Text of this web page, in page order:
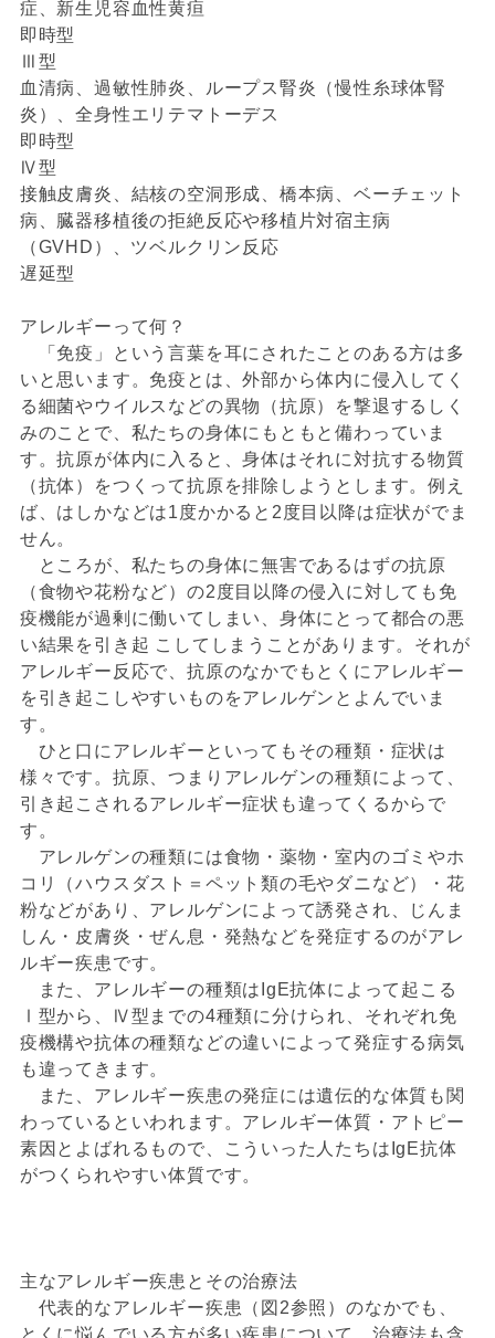
症、新生児容血性黄疸
即時型
Ⅲ型
血清病、過敏性肺炎、ループス腎炎（慢性糸球体腎
炎）、全身性エリテマトーデス
即時型
Ⅳ型
接触皮膚炎、結核の空洞形成、橋本病、ベーチェット
病、臓器移植後の拒絶反応や移植片対宿主病
（GVHD）、ツベルクリン反応
遅延型
アレルギーって何？
「免疫」という言葉を耳にされたことのある方は多
いと思います。免疫とは、外部から体内に侵入してく
る細菌やウイルスなどの異物（抗原）を撃退するしく
みのことで、私たちの身体にもともと備わっていま
す。抗原が体内に入ると、身体はそれに対抗する物質
（抗体）をつくって抗原を排除しようとします。例え
ば、はしかなどは1度かかると2度目以降は症状がでま
せん。
ところが、私たちの身体に無害であるはずの抗原
（食物や花粉など）の2度目以降の侵入に対しても免
疫機能が過剰に働いてしまい、身体にとって都合の悪
い結果を引き起 こしてしまうことがあります。それが
アレルギー反応で、抗原のなかでもとくにアレルギー
を引き起こしやすいものをアレルゲンとよんでいま
す。
ひと口にアレルギーといってもその種類・症状は
様々です。抗原、つまりアレルゲンの種類によって、
引き起こされるアレルギー症状も違ってくるからで
す。
アレルゲンの種類には食物・薬物・室内のゴミやホ
コリ（ハウスダスト＝ペット類の毛やダニなど）・花
粉などがあり、アレルゲンによって誘発され、じんま
しん・皮膚炎・ぜん息・発熱などを発症するのがアレ
ルギー疾患です。
また、アレルギーの種類はIgE抗体によって起こる
Ⅰ型から、Ⅳ型までの4種類に分けられ、それぞれ免
疫機構や抗体の種類などの違いによって発症する病気
も違ってきます。
また、アレルギー疾患の発症には遺伝的な体質も関
わっているといわれます。アレルギー体質・アトピー
素因とよばれるもので、こういった人たちはIgE抗体
がつくられやすい体質です。
主なアレルギー疾患とその治療法
代表的なアレルギー疾患（図2参照）のなかでも、
とくに悩んでいる方が多い疾患について、治療法も含